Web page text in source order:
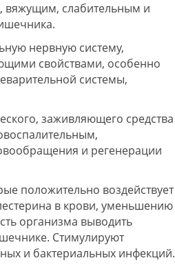
вяжущим, слабительным и
нервную систему,
свойствами, особенно
системы,
заживляющего средства
и регенерации
положительно воздействует
в крови, уменьшению
организма выводить
Стимулируют
и бактериальных инфекций.